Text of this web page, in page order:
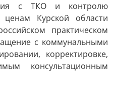
с ТКО и контролю
Курской области
практическом
с коммунальными
корректировке,
консультационным